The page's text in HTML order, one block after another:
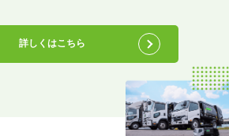
詳しくはこちら